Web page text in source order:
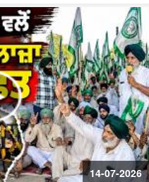
14-07-2026